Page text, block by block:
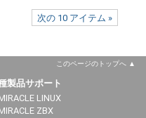
次の 10 アイテム »
このページのトップへ
製品サポート
LINUX
ZBX